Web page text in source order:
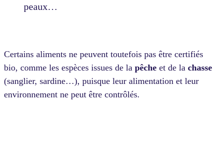
peaux…
Certains aliments ne peuvent toutefois pas être certifiés
bio, comme les espèces issues de la pêche et de la chasse
(sanglier, sardine…), puisque leur alimentation et leur
environnement ne peut être contrôlés.